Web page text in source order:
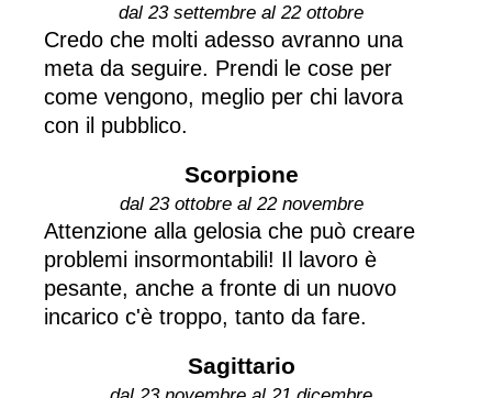
dal 23 settembre al 22 ottobre
Credo che molti adesso avranno una
meta da seguire. Prendi le cose per
come vengono, meglio per chi lavora
con il pubblico.
Scorpione
dal 23 ottobre al 22 novembre
Attenzione alla gelosia che può creare
problemi insormontabili! Il lavoro è
pesante, anche a fronte di un nuovo
incarico c'è troppo, tanto da fare.
Sagittario